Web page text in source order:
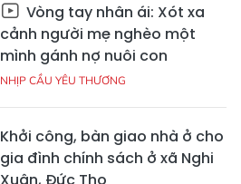
Vòng tay nhân ái: Xót xa
cảnh người mẹ nghèo một
mình gánh nợ nuôi con
NHỊP CẦU YÊU THƯƠNG
Khởi công, bàn giao nhà ở cho
gia đình chính sách ở xã Nghi
Xuân, Đức Thọ